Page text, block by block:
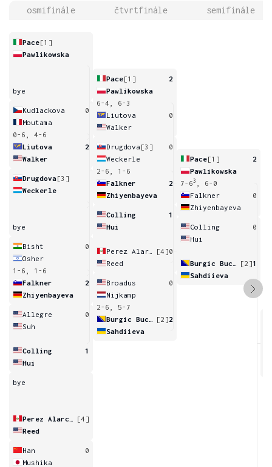
osmifinále čtvrtfinále semifinále
Pace[1]
Pawlikowska
bye
Kudlackova
0
Moutama
0-6, 4-6
Liutova
2
Walker
Drugdova[3]
Weckerle
bye
Bisht
0
Osher
1-6, 1-6
Falkner
2
Zhiyenbayeva
Allegre
0
Suh
Colling
1
Hui
bye
[4]
Reed
Han
0
Mushika
Pace[1]
2
Pawlikowska
6-4, 6-3
Liutova
0
Walker
Drugdova [3]
0
Weckerle
2-6, 1-6
Falkner
2
Zhiyenbayeva
Colling
1
Hui
[4]0
Reed
Broadus
0
Nijkamp
2-6, 5-7
[2]2
Sahdiieva
Pace[1]
2
Pawlikowska
7-63
, 6-0
Falkner
0
Zhiyenbayeva
Colling
0
Hui
[2]1
Sahdiieva